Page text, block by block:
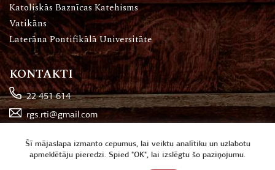
Katoliskās Baznīcas Katehisms
Vatikāns
Laterāna Pontifikālā Universitāte
KONTAKTI
22 451 614
rgs.rti@gmail.com
Katoļu iela 16, Rīga
Šī mājaslapa izmanto cepumus, lai veiktu analītiku un uzlabotu
apmeklētāju pieredzi. Spied "OK", lai izslēgtu šo paziņojumu.